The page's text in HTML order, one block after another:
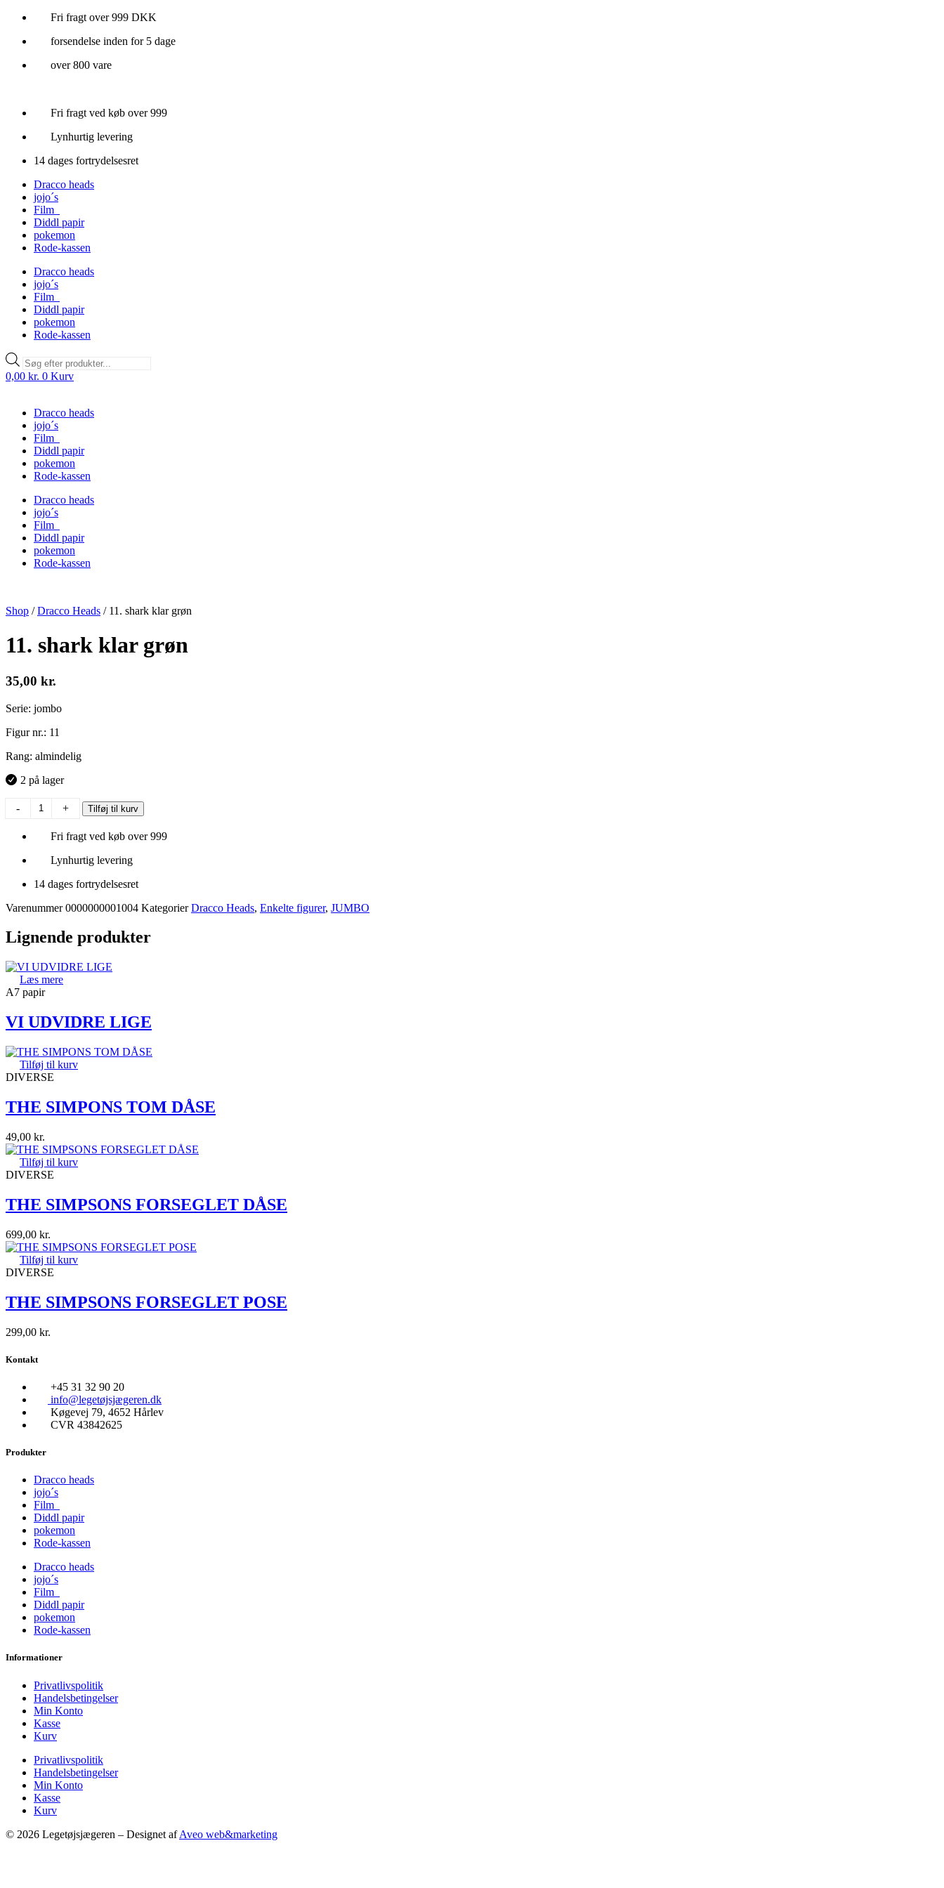
Videre
indhold
Fri fragt over 999 DKK
forsendelse inden for 5 dage
over 800 vare
Fri fragt ved køb over 999
Lynhurtig levering
14 dages fortrydelsesret
Dracco heads
jojo´s
Film
Diddl papir
pokemon
Rode-kassen
Dracco heads
jojo´s
Film
Diddl papir
pokemon
Rode-kassen
Products
search
0,00 kr. 0 Kurv
Dracco heads
jojo´s
Film
Diddl papir
pokemon
Rode-kassen
Dracco heads
jojo´s
Film
Diddl papir
pokemon
Rode-kassen
Shop /Dracco Heads / 11. shark klar grøn
11. shark klar grøn
35,00 kr.
Serie: jombo
Figur nr.: 11
Rang: almindelig
2 på lager
-
grøn
+ Tilføj til kurv
Fri fragt ved køb over 999
Lynhurtig levering
14 dages fortrydelsesret
Varenummer0000000001004 Kategorier Dracco Heads, Enkelte figurer, JUMBO
Lignende produkter
Læs mere
A7 papir
VI UDVIDRE LIGE
Tilføj til kurv
DIVERSE
THE SIMPONS TOM DÅSE
49,00 kr.
Tilføj til kurv
DIVERSE
THE SIMPSONS FORSEGLET DÅSE
699,00 kr.
Tilføj til kurv
DIVERSE
THE SIMPSONS FORSEGLET POSE
299,00 kr.
Kontakt
+45 31 32 90 20
info@legetøjsjægeren.dk
Køgevej 79, 4652 Hårlev
CVR 43842625
Produkter
Dracco heads
jojo´s
Film
Diddl papir
pokemon
Rode-kassen
Dracco heads
jojo´s
Film
Diddl papir
pokemon
Rode-kassen
Informationer
Privatlivspolitik
Handelsbetingelser
Min Konto
Kasse
Kurv
Privatlivspolitik
Handelsbetingelser
Min Konto
Kasse
Kurv
© 2026 Legetøjsjægeren – Designet afAveo web&marketing